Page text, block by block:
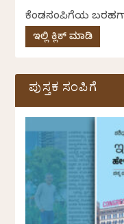
ಕೆಂಡಸಂಪಿಗೆಯ
ಇಲ್ಲಿ ಕ್ಲಿಕ್ ಮಾಡಿ
ಪುಸ್ತಕ ಸಂಪಿಗೆ